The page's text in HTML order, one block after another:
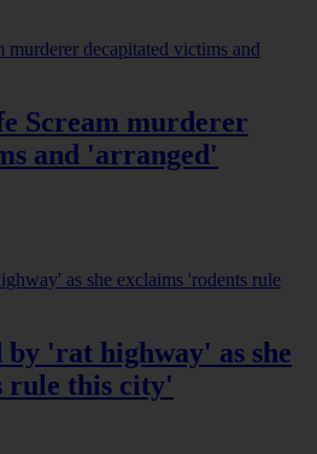
Scream murderer
and 'arranged'
'rat highway' as she
rule this city'